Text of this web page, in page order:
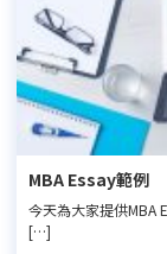
MBA Essay範例
今天為大家提供MBA
[…]